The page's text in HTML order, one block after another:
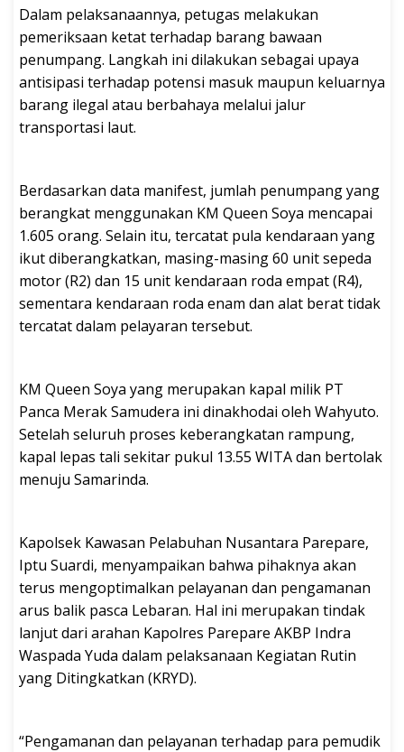
Dalam pelaksanaannya, petugas melakukan
pemeriksaan ketat terhadap barang bawaan
penumpang. Langkah ini dilakukan sebagai upaya
antisipasi terhadap potensi masuk maupun keluarnya
barang ilegal atau berbahaya melalui jalur
transportasi laut.
Berdasarkan data manifest, jumlah penumpang yang
berangkat menggunakan KM Queen Soya mencapai
1.605 orang. Selain itu, tercatat pula kendaraan yang
ikut diberangkatkan, masing-masing 60 unit sepeda
motor (R2) dan 15 unit kendaraan roda empat (R4),
sementara kendaraan roda enam dan alat berat tidak
tercatat dalam pelayaran tersebut.
KM Queen Soya yang merupakan kapal milik PT
Panca Merak Samudera ini dinakhodai oleh Wahyuto.
Setelah seluruh proses keberangkatan rampung,
kapal lepas tali sekitar pukul 13.55 WITA dan bertolak
menuju Samarinda.
Kapolsek Kawasan Pelabuhan Nusantara Parepare,
Iptu Suardi, menyampaikan bahwa pihaknya akan
terus mengoptimalkan pelayanan dan pengamanan
arus balik pasca Lebaran. Hal ini merupakan tindak
lanjut dari arahan Kapolres Parepare AKBP Indra
Waspada Yuda dalam pelaksanaan Kegiatan Rutin
yang Ditingkatkan (KRYD).
“Pengamanan dan pelayanan terhadap para pemudik